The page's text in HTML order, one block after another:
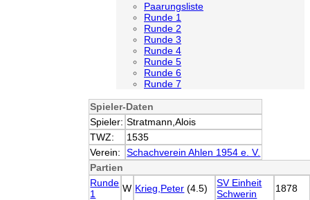
Paarungsliste
Runde 1
Runde 2
Runde 3
Runde 4
Runde 5
Runde 6
Runde 7
Spieler-Daten
Spieler: Stratmann,Alois
TWZ:
1535
Verein:
Schachverein Ahlen 1954 e. V.
Partien
Runde
1
W Krieg,Peter (4.5)
SV Einheit
Schwerin
1878